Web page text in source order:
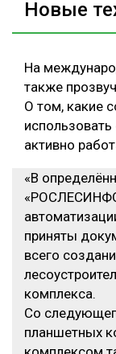
Новые
На
также
О том, какие
активно
«В
приняты
всего
комплекса.
Со
планшетных